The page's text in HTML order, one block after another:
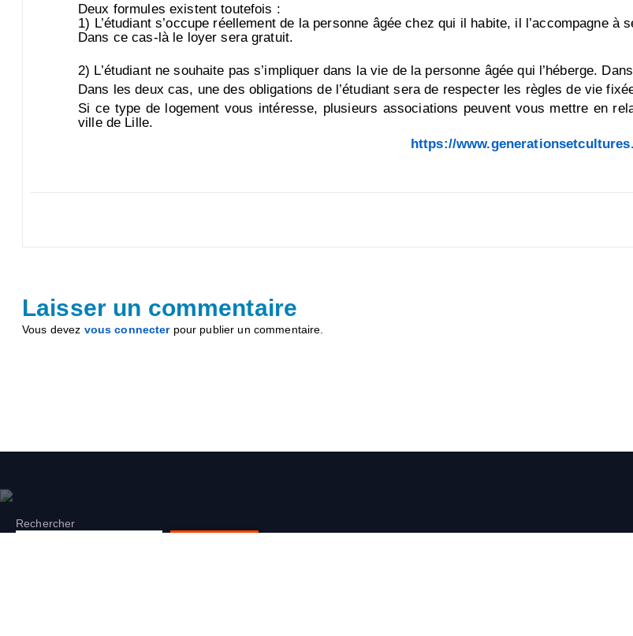
Deux formules existent toutefois :
1) L’étudiant s’occupe réellement de la personne âgée chez qui il habite, il l’accompagne
Dans ce cas-là le loyer sera gratuit.
2) L’étudiant ne souhaite pas s’impliquer dans la vie de la personne âgée qui l’héberge.
Dans les deux cas, une des obligations de l’étudiant sera de respecter les règles de vie
Si ce type de logement vous intéresse, plusieurs associations peuvent vous mettre en
ville de Lille.
https://
Laisser un commentaire
Vous devez vous connecterpour publier un commentaire.
Rechercher